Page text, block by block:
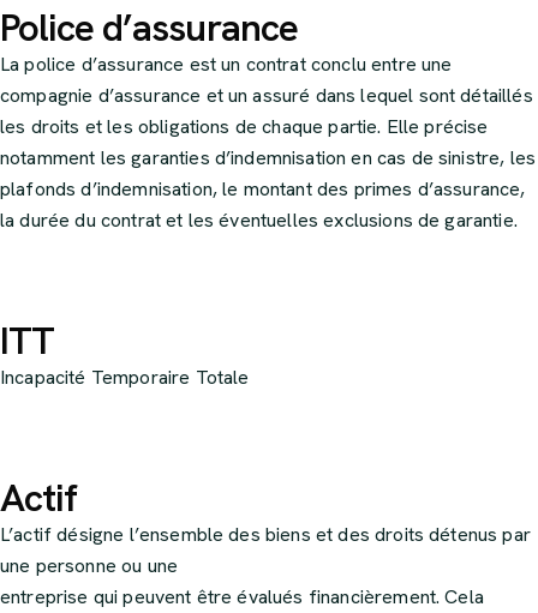
Police d’assurance
La police d’assurance est un contrat conclu entre une
compagnie d’assurance et un assuré dans lequel sont détaillés
les droits et les obligations de chaque partie. Elle précise
notamment les garanties d’indemnisation en cas de sinistre, les
plafonds d’indemnisation, le montant des primes d’assurance,
la durée du contrat et les éventuelles exclusions de garantie.
ITT
Incapacité Temporaire Totale
Actif
L’actif désigne l’ensemble des biens et des droits détenus par
une personne ou une
entreprise qui peuvent être évalués financièrement. Cela